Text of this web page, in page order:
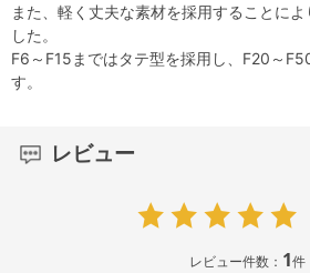
また、軽く丈夫な素材を採用することに
した。
F6～F15まではタテ型を採用し、F20～
す。
レビュー
レビュー件数： 1件